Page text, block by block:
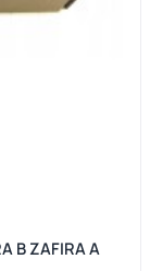
B ZAFIRA A